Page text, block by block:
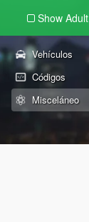
Show Adult
Vehículos
Códigos
Misceláneo